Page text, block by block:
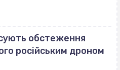
обстеження
російським дроном